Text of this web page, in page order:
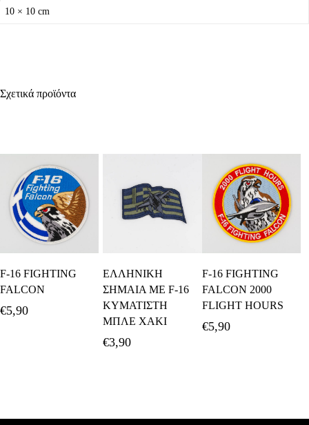
10 × 10 cm
Σχετικά προϊόντα
Καλάθι
F-16 FIGHTING
FALCON
€5,90
Καλάθι
ΕΛΛΗΝΙΚΗ
ΣΗΜΑΙΑ ΜΕ F-16
ΚΥΜΑΤΙΣΤΗ
ΜΠΛΕ ΧΑΚΙ
€3,90
Καλάθι
F-16 FIGHTING
FALCON 2000
FLIGHT HOURS
€5,90